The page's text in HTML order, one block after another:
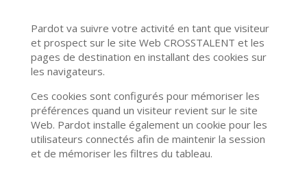
Pardot va suivre votre activité en tant que visiteur
et prospect sur le site Web CROSSTALENT et les
pages de destination en installant des cookies sur
les navigateurs.
Ces cookies sont configurés pour mémoriser les
préférences quand un visiteur revient sur le site
Web. Pardot installe également un cookie pour les
utilisateurs connectés afin de maintenir la session
et de mémoriser les filtres du tableau.